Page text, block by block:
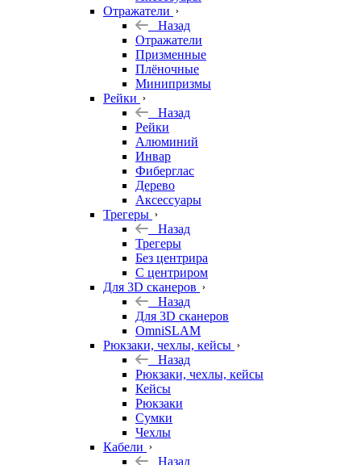
Отражатели
Назад
Отражатели
Призменные
Плёночные
Минипризмы
Рейки
Назад
Рейки
Алюминий
Инвар
Фиберглас
Дерево
Аксессуары
Трегеры
Назад
Трегеры
Без центрира
С центриром
Для 3D сканеров
Назад
Для 3D сканеров
OmniSLAM
Рюкзаки, чехлы, кейсы
Назад
Рюкзаки, чехлы, кейсы
Кейсы
Рюкзаки
Сумки
Чехлы
Кабели
Назад